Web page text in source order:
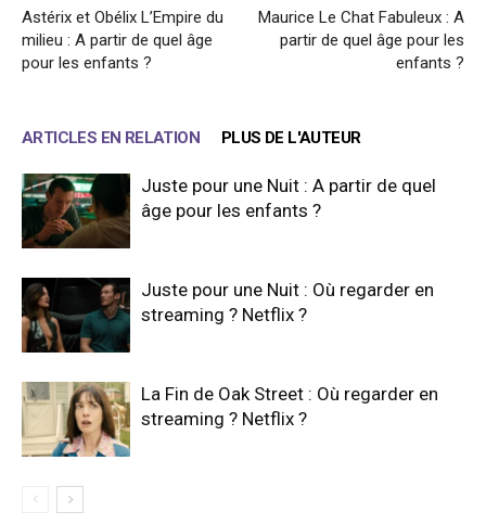
Astérix et Obélix L’Empire du
milieu : A partir de quel âge
pour les enfants ?
Maurice Le Chat Fabuleux : A
partir de quel âge pour les
enfants ?
ARTICLES EN RELATION PLUS DE L'AUTEUR
Juste pour une Nuit : A partir de quel
âge pour les enfants ?
Juste pour une Nuit : Où regarder en
streaming ? Netflix ?
La Fin de Oak Street : Où regarder en
streaming ? Netflix ?